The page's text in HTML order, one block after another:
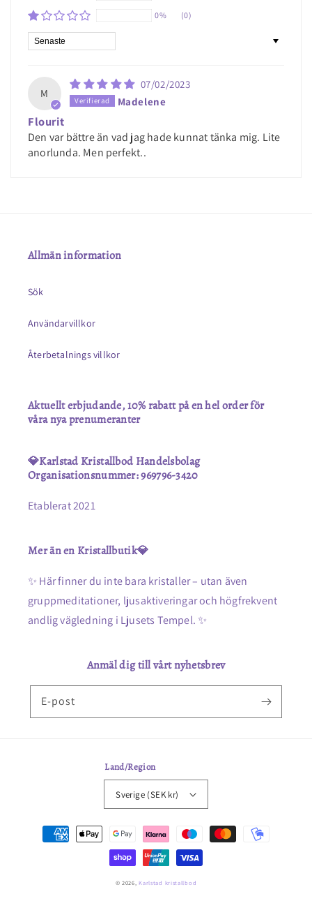
0%
(0)
Sort by
M
07/02/2023
Madelene
Flourit
Den var bättre än vad jag hade kunnat tänka mig. Lite
anorlunda. Men perfekt..
Allmän information
Sök
Användarvillkor
Återbetalnings villkor
Aktuellt erbjudande, 10% rabatt på en hel order för
våra nya prenumeranter
💎Karlstad Kristallbod Handelsbolag
Organisationsnummer: 969796-3420
Etablerat 2021
Mer än en Kristallbutik💎
✨ Här finner du inte bara kristaller – utan även
gruppmeditationer, ljusaktiveringar och högfrekvent
andlig vägledning i Ljusets Tempel. ✨
Anmäl dig till vårt nyhetsbrev
E-post
Land/Region
Sverige (SEK kr)
Betalningsmetoder
© 2026,Karlstad kristallbod